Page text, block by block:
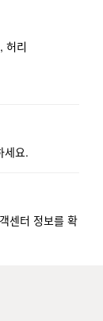
허리
세요.
센터 정보를 확